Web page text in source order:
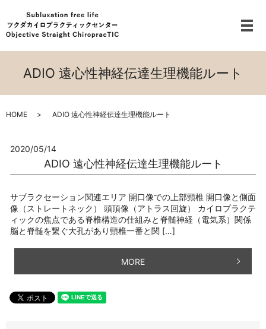
メ
ADIO 遠心性神経伝達生理機能ルート
HOME ADIO 遠心性神経伝達生理機能ルート
2020/05/14
ADIO 遠心性神経伝達生理機能ルート
サブラクセーション関連エリア 開口像での上部頸椎 開口像と側面
像（ストレートネック） 頭頂像（アトラス回旋） カイロプラクテ
ィックの焦点である脊椎構造の仕組みと脊髄神経（電気系）関係
脳と脊髄を繋ぐ大孔があり頸椎一番と関 […]
MORE